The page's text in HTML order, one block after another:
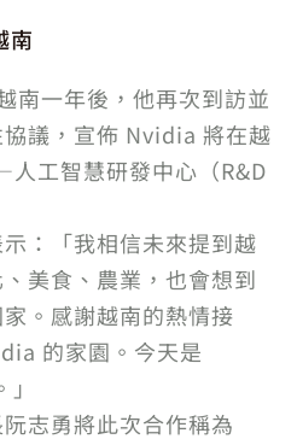
南
南一年後，他再次到訪並
議，宣佈 Nvidia 將在越
工智慧研發中心（R&D
：「我相信未來提到越
美食、農業，也會想到
。感謝越南的熱情接
的家園。今天是
志勇將此次合作稱為